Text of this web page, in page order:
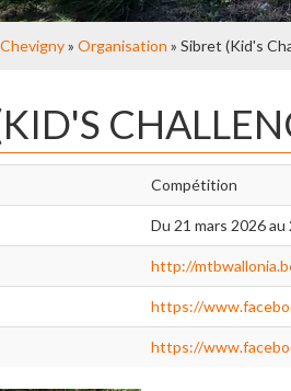
» Organisation » Sibret (Kid's
Compétition
Du 21 mars 2026 au
http://
https://
https://